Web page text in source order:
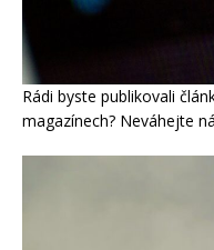
Rádi byste publikovali
magazínech? Neváhejte